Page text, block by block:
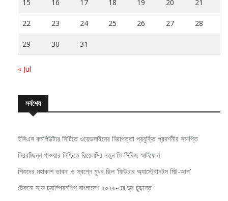
22 23 24 25 26 27 28
29 30 31
সর্বশেষ
নিরবচ্ছিন্ন পাওয়ার নিশ্চিতে রিয়েলমির নতুন সি-সিরিজ স্মার্টফোন
শিশুদের মহাকাশ ভাবনা ও স্বপ্নে মুখর ছিল ‘ফিউচার অ্যাস্ট্রোনটস মিট-আপ’
টেকনো সাফ চ্যাম্পিয়নশিপ বাংলাদেশ ২০২৬-এর ড্র চূড়ান্ত